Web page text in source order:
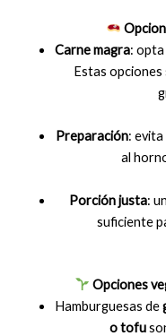
Carne magra:
Estas opciones
Preparación:
al
Porción justa:
suficiente
Opciones
Hamburguesas de
o tofu